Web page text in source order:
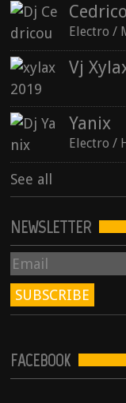
See all
Electro /
Vj
Yanix
Electro /
See all
NEWSLETTER
FACEBOOK